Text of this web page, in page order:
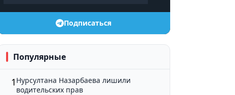
Подписаться
Популярные
1 Нурсултана Назарбаева лишили
водительских прав